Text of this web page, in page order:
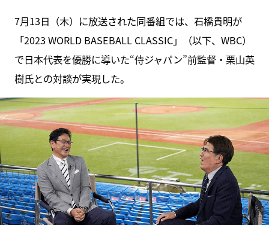
7月13日（木）に放送された同番組では、石橋貴明が
「2023 WORLD BASEBALL CLASSIC」（以下、WBC）
で日本代表を優勝に導いた“侍ジャパン”前監督・栗山英
樹氏との対談が実現した。